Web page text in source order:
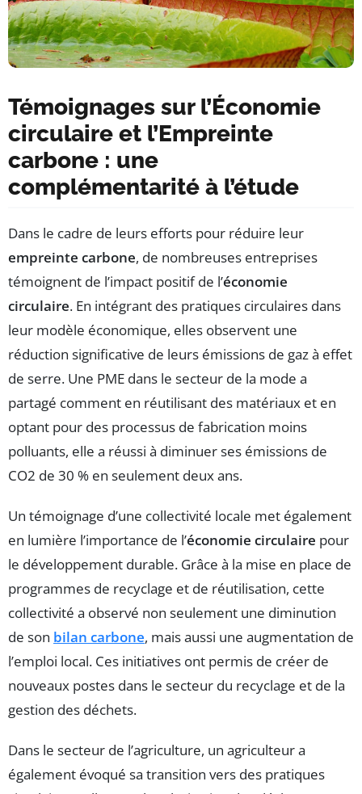
Témoignages sur l’Économie
circulaire et l’Empreinte
carbone : une
complémentarité à l’étude
Dans le cadre de leurs efforts pour réduire leur
empreinte carbone, de nombreuses entreprises
témoignent de l’impact positif de l’économie
circulaire. En intégrant des pratiques circulaires dans
leur modèle économique, elles observent une
réduction significative de leurs émissions de gaz à effet
de serre. Une PME dans le secteur de la mode a
partagé comment en réutilisant des matériaux et en
optant pour des processus de fabrication moins
polluants, elle a réussi à diminuer ses émissions de
CO2 de 30 % en seulement deux ans.
Un témoignage d’une collectivité locale met également
en lumière l’importance de l’économie circulaire pour
le développement durable. Grâce à la mise en place de
programmes de recyclage et de réutilisation, cette
collectivité a observé non seulement une diminution
de son bilan carbone, mais aussi une augmentation de
l’emploi local. Ces initiatives ont permis de créer de
nouveaux postes dans le secteur du recyclage et de la
gestion des déchets.
Dans le secteur de l’agriculture, un agriculteur a
également évoqué sa transition vers des pratiques